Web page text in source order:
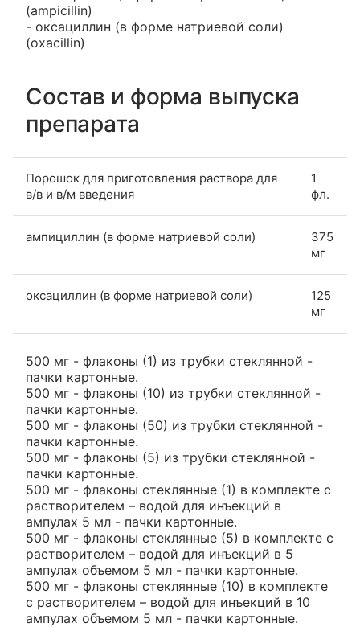
(ampicillin)
- оксациллин (в форме натриевой соли)
(oxacillin)
Состав и форма выпуска
препарата
Порошок для приготовления раствора для
в/в и в/м введения
1
фл.
ампициллин (в форме натриевой соли)
375
мг
оксациллин (в форме натриевой соли)
125
мг
500 мг - флаконы (1) из трубки стеклянной -
пачки картонные.
500 мг - флаконы (10) из трубки стеклянной -
пачки картонные.
500 мг - флаконы (50) из трубки стеклянной -
пачки картонные.
500 мг - флаконы (5) из трубки стеклянной -
пачки картонные.
500 мг - флаконы стеклянные (1) в комплекте с
растворителем – водой для инъекций в
ампулах 5 мл - пачки картонные.
500 мг - флаконы стеклянные (5) в комплекте с
растворителем – водой для инъекций в 5
ампулах объемом 5 мл - пачки картонные.
500 мг - флаконы стеклянные (10) в комплекте
с растворителем – водой для инъекций в 10
ампулах объемом 5 мл - пачки картонные.